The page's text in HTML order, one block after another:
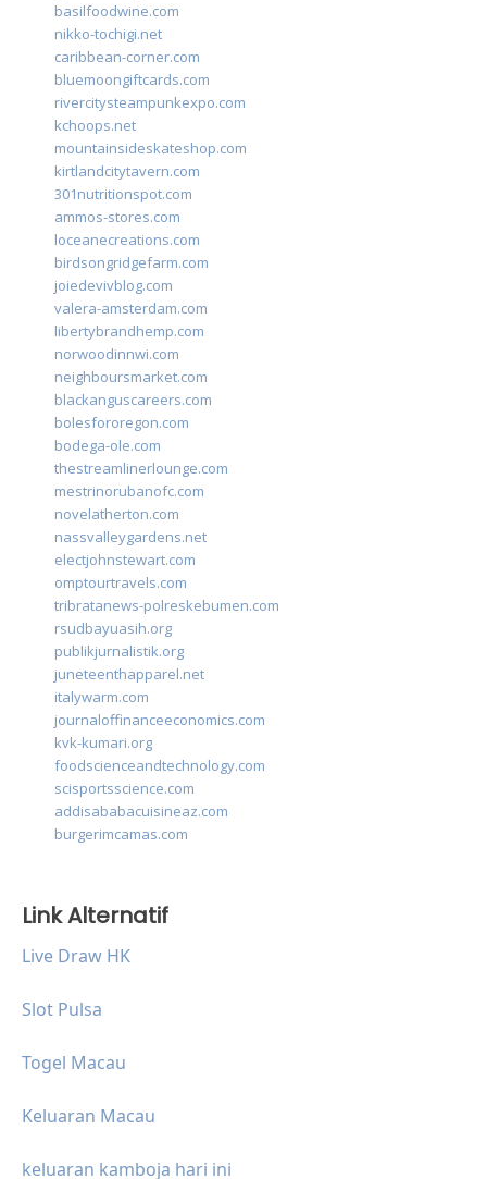
basilfoodwine.com
nikko-tochigi.net
caribbean-corner.com
bluemoongiftcards.com
rivercitysteampunkexpo.com
kchoops.net
mountainsideskateshop.com
kirtlandcitytavern.com
301nutritionspot.com
ammos-stores.com
loceanecreations.com
birdsongridgefarm.com
joiedevivblog.com
valera-amsterdam.com
libertybrandhemp.com
norwoodinnwi.com
neighboursmarket.com
blackanguscareers.com
bolesfororegon.com
bodega-ole.com
thestreamlinerlounge.com
mestrinorubanofc.com
novelatherton.com
nassvalleygardens.net
electjohnstewart.com
omptourtravels.com
tribratanews-polreskebumen.com
rsudbayuasih.org
publikjurnalistik.org
juneteenthapparel.net
italywarm.com
journaloffinanceeconomics.com
kvk-kumari.org
foodscienceandtechnology.com
scisportsscience.com
addisababacuisineaz.com
burgerimcamas.com
Link Alternatif
Live Draw HK
Slot Pulsa
Togel Macau
Keluaran Macau
keluaran kamboja hari ini